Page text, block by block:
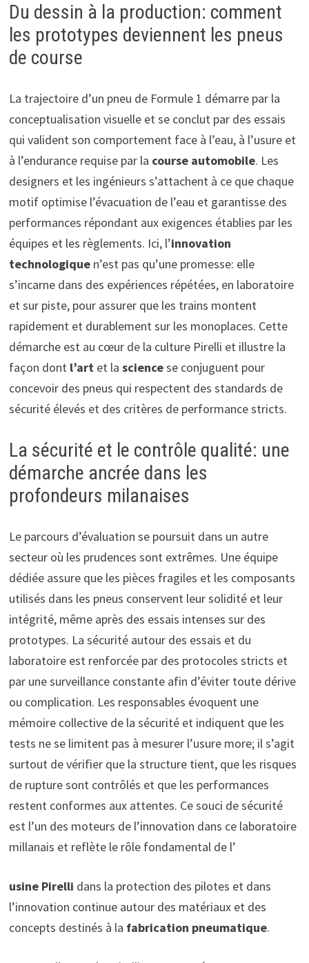
Du dessin à la production: comment
les prototypes deviennent les pneus
de course
La trajectoire d’un pneu de Formule 1 démarre par la
conceptualisation visuelle et se conclut par des essais
qui valident son comportement face à l’eau, à l’usure et
à l’endurance requise par la course automobile. Les
designers et les ingénieurs s’attachent à ce que chaque
motif optimise l’évacuation de l’eau et garantisse des
performances répondant aux exigences établies par les
équipes et les règlements. Ici, l’innovation
technologiquen’est pas qu’une promesse: elle
s’incarne dans des expériences répétées, en laboratoire
et sur piste, pour assurer que les trains montent
rapidement et durablement sur les monoplaces. Cette
démarche est au cœur de la culture Pirelli et illustre la
façon dont l’artet la sciencese conjuguent pour
concevoir des pneus qui respectent des standards de
sécurité élevés et des critères de performance stricts.
La sécurité et le contrôle qualité: une
démarche ancrée dans les
profondeurs milanaises
Le parcours d’évaluation se poursuit dans un autre
secteur où les prudences sont extrêmes. Une équipe
dédiée assure que les pièces fragiles et les composants
utilisés dans les pneus conservent leur solidité et leur
intégrité, même après des essais intenses sur des
prototypes. La sécurité autour des essais et du
laboratoire est renforcée par des protocoles stricts et
par une surveillance constante afin d’éviter toute dérive
ou complication. Les responsables évoquent une
mémoire collective de la sécurité et indiquent que les
tests ne se limitent pas à mesurer l’usure more; il s’agit
surtout de vérifier que la structure tient, que les risques
de rupture sont contrôlés et que les performances
restent conformes aux attentes. Ce souci de sécurité
est l’un des moteurs de l’innovation dans ce laboratoire
millanais et reflète le rôle fondamental de l’
usine Pirelli dans la protection des pilotes et dans
l’innovation continue autour des matériaux et des
concepts destinés à la fabrication pneumatique.